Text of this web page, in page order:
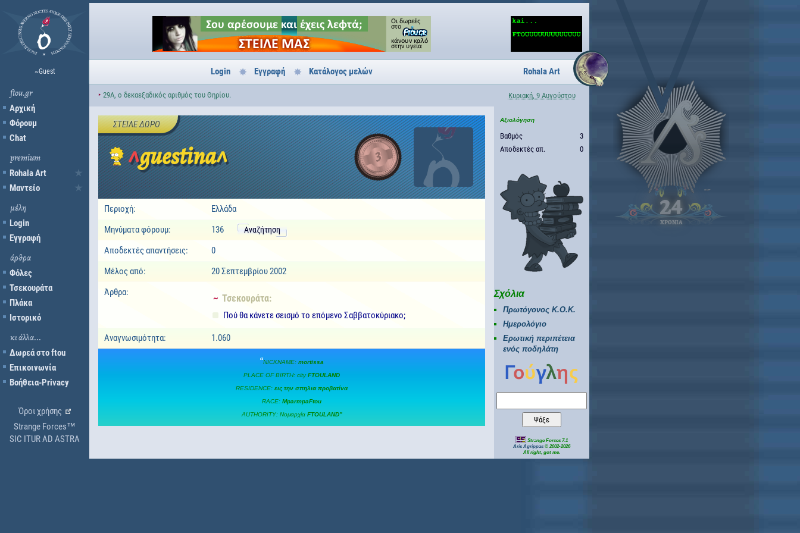
~Guest
ftou.gr
Αρχική
Φόρουμ
Chat
premium
Rohala Art
Μαντείο
μέλη
Login
Εγγραφή
άρθρα
Φόλες
Τσεκουράτα
Πλάκα
Ιστορικό
κι άλλα...
Δωρεά στο ftou
Επικοινωνία
Βοήθεια-Privacy
Όροι χρήσης
Strange Forces™
SIC ITUR AD ASTRA
Login Εγγραφή Κατάλογος μελών Rohala Art
‣ 29A, ο δεκαεξαδικός αριθμός του Θηρίου. Κυριακή, 9 Αυγούστου
^guestina^ 3
ΣΤΕΊΛΕ ΔΏΡΟ
Περιοχή:
Ελλάδα
Μηνύματα φόρουμ:
136 Αναζήτηση
Αποδεκτές απαντήσεις:
0
Μέλος από:
20 Σεπτεμβρίου 2002
Άρθρα:
~ Τσεκουράτα:
Πού θα κάνετε σεισμό το επόμενο Σαββατοκύριακο;
Αναγνωσιμότητα: 1.060
“NICKNAME: mortissa
PLACE OF BIRTH: cityFTOULAND
RESIDENCE: εις την σπηλια προβατίνα
RACE: MparmpaFtou
AUTHORITY: Νομαρχία FTOULAND”
Αξιολόγηση
Βαθμός
3
Αποδεκτές απ.
0
Σχόλια
Πρωτόγονος Κ.Ο.Κ.
Ημερολόγιο
Ερωτική περιπέτεια
ενός ποδηλάτη
Strange Forces 7.1
Aris Agrippas © 2002-2026
All right, got me.
24
ΧΡΟΝΙΑ